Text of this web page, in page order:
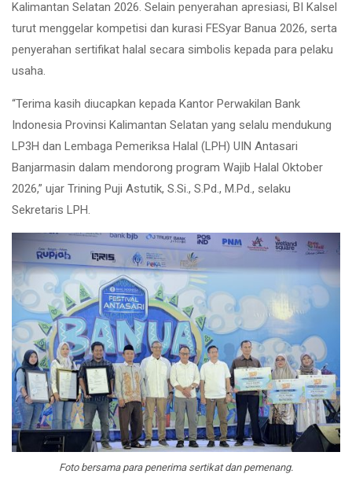
Kalimantan Selatan 2026. Selain penyerahan apresiasi, BI Kalsel
turut menggelar kompetisi dan kurasi FESyar Banua 2026, serta
penyerahan sertifikat halal secara simbolis kepada para pelaku
usaha.
“Terima kasih diucapkan kepada Kantor Perwakilan Bank
Indonesia Provinsi Kalimantan Selatan yang selalu mendukung
LP3H dan Lembaga Pemeriksa Halal (LPH) UIN Antasari
Banjarmasin dalam mendorong program Wajib Halal Oktober
2026,” ujar Trining Puji Astutik, S.Si., S.Pd., M.Pd., selaku
Sekretaris LPH.
Foto bersama para penerima sertikat dan pemenang.